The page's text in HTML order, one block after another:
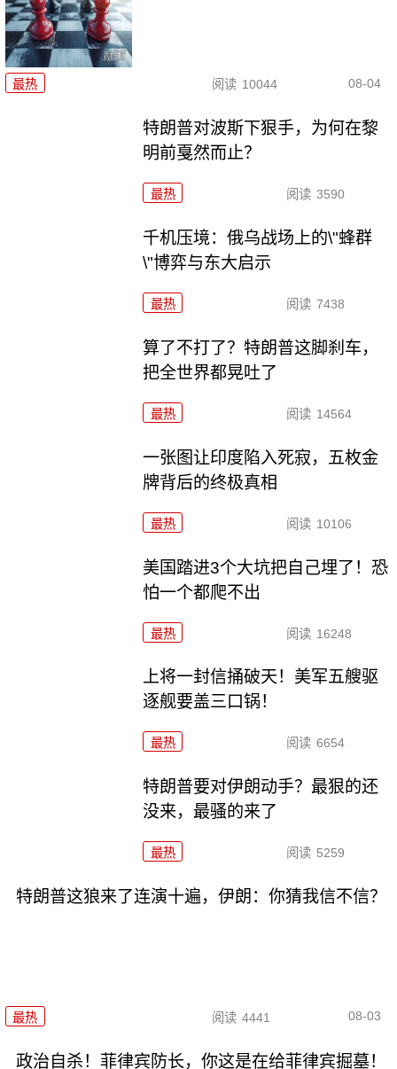
最热 阅读 10044 08-04
特朗普对波斯下狠手，为何在黎
明前戛然而止？
最热 阅读 3590
千机压境：俄乌战场上的\"蜂群
\"博弈与东大启示
最热 阅读 7438
算了不打了？特朗普这脚刹车，
把全世界都晃吐了
最热 阅读 14564
一张图让印度陷入死寂，五枚金
牌背后的终极真相
最热 阅读 10106
美国踏进3个大坑把自己埋了！恐
怕一个都爬不出
最热 阅读 16248
上将一封信捅破天！美军五艘驱
逐舰要盖三口锅！
最热 阅读 6654
特朗普要对伊朗动手？最狠的还
没来，最骚的来了
最热 阅读 5259
特朗普这狼来了连演十遍，伊朗：你猜我信不信？
最热 阅读 4441 08-03
政治自杀！菲律宾防长，你这是在给菲律宾掘墓！